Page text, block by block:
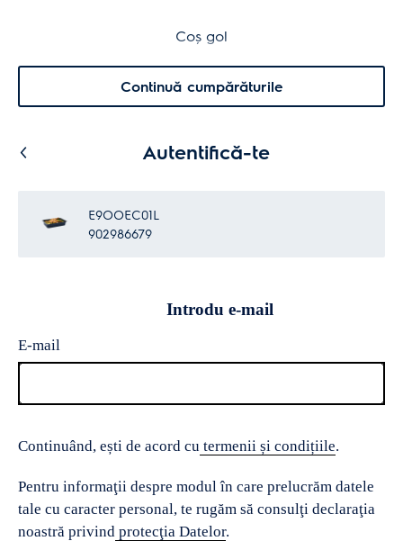
Menu 0
Coș de cumpărături
Coș gol
Continuă cumpărăturile
Autentifică-te
E9OOEC01L
902986679
Introdu e-mail
E-mail
Continuând, ești de acord cu termenii și condițiile.
Pentru informaţii despre modul în care prelucrăm datele
tale cu caracter personal, te rugăm să consulţi declaraţia
noastră privind protecţia Datelor.